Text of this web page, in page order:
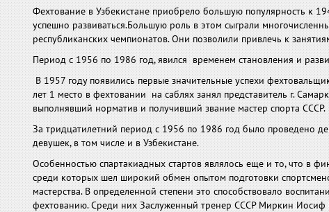
Фехтование в Узбекистане приобрело большую популярность к
успешно развиваться.Большую роль в этом сыграли
республиканских чемпионатов. Они позволили привлечь к
Период с 1956 по 1986 год, явился временем становления и
В 1957 году появились первые значительные успехи
лет 1 место в фехтовании на саблях занял представитель г.
выполнявший норматив и получивший звание мастер спорта СССР.
За тридцатилетний период с 1956 по 1986 год было проведено
девушек, в том числе и в Узбекистане.
Особенностью спартакиадных стартов являлось еще и то, что в
среди которых шел широкий обмен опытом подготовки
мастерства. В определенной степени это способствовало
фехтованию. Среди них Заслуженный тренер СССР Миркин Иосиф